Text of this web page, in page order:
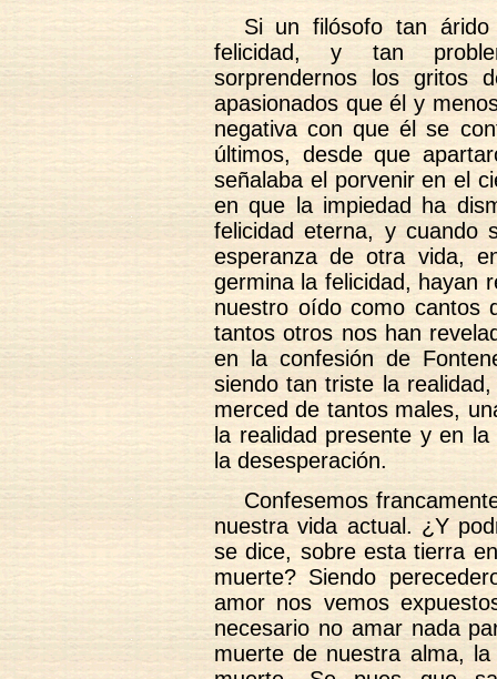
Si un filósofo tan
felicidad, y tan
sorprendernos los gritos
apasionados que él y
negativa con que él se
últimos, desde que
señalaba el porvenir en el
en que la impiedad ha
felicidad eterna, y cuando
esperanza de otra vida,
germina la felicidad, hayan
nuestro oído como cantos
tantos otros nos han
en la confesión de
siendo tan triste la
merced de tantos males,
la realidad presente y en
la desesperación.
Confesemos
nuestra vida actual. ¿Y
se dice, sobre esta tierra
muerte? Siendo
amor nos vemos
necesario no amar nada
muerte de nuestra alma,